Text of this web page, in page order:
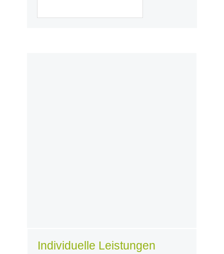
Individuelle Leistungen